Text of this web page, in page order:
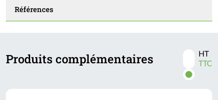
Références
Produits complémentaires
Activer
les
HT
TTC